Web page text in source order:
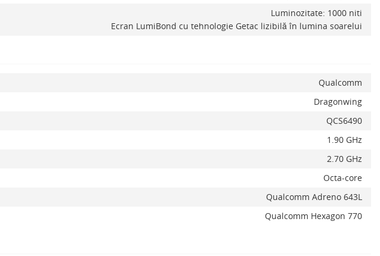
Luminozitate: 1000 niti
Ecran LumiBond cu tehnologie Getac lizibilă în lumina soarelui
Qualcomm
Dragonwing
QCS6490
1.90 GHz
2.70 GHz
Octa-core
Qualcomm Adreno 643L
Qualcomm Hexagon 770
Alerta stoc